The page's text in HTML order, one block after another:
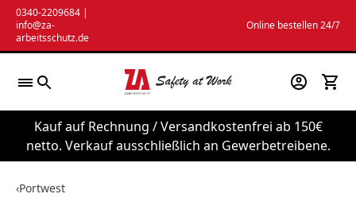
Zum
Inhalt
springen
0340-2209684 |
info@za-
arbeitsschutz.de
Online bestellen 24/7
Kauf auf Rechnung / Versandkostenfrei ab 150€
netto. Verkauf ausschließlich an Gewerbetreibene.
‹Portwest